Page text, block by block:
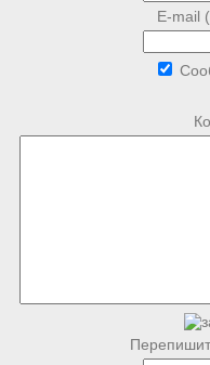
E-mail